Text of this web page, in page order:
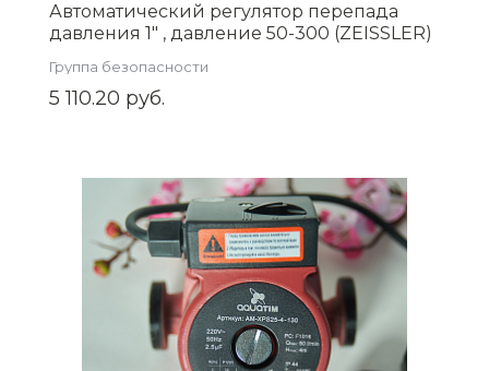
Автоматический регулятор перепада
давления 1" , давление 50-300 (ZEISSLER)
Группа безопасности
5 110.20 руб.